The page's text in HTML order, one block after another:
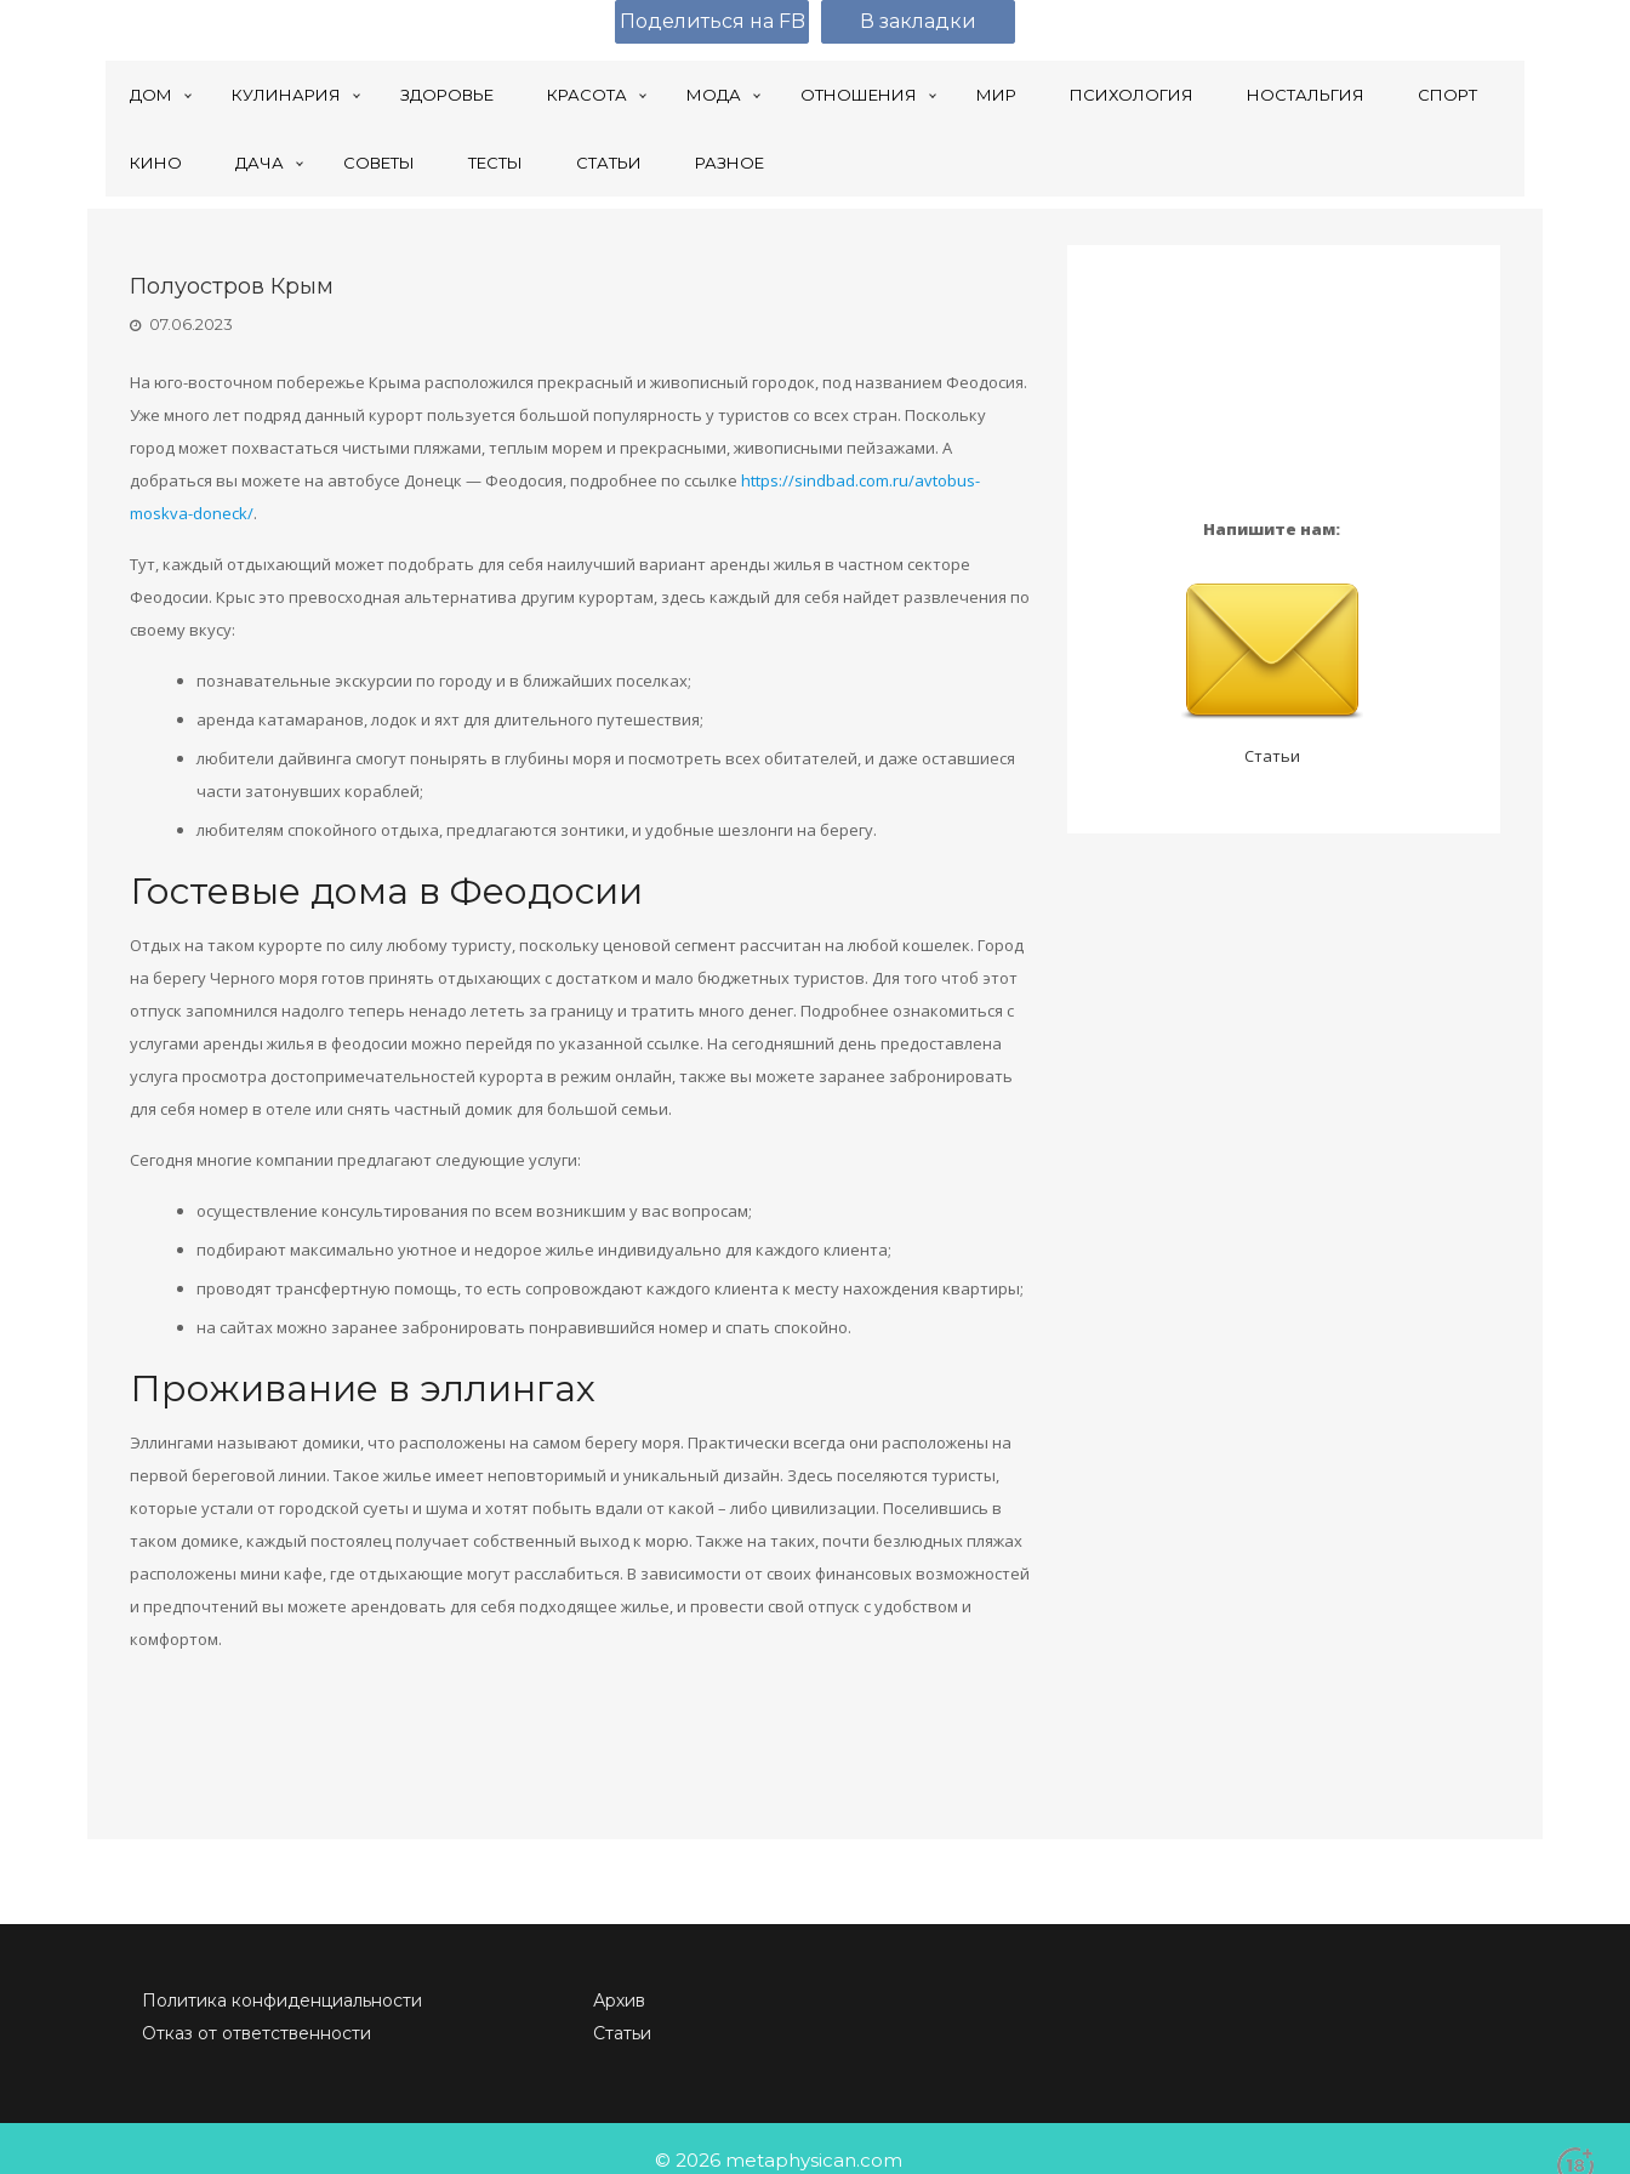
ДОМ КУЛИНАРИЯ ЗДОРОВЬЕ КРАСОТА МОДА ОТНОШЕНИЯ МИР ПСИХОЛОГИЯ НОСТАЛЬГИЯ СПОРТ
КИНО ДАЧА СОВЕТЫ ТЕСТЫ СТАТЬИ РАЗНОЕ
Полуостров Крым
07.06.2023
На юго-восточном побережье Крыма расположился прекрасный и живописный городок, под названием Феодосия.
Уже много лет подряд данный курорт пользуется большой популярность у туристов со всех стран. Поскольку
город может похвастаться чистыми пляжами, теплым морем и прекрасными, живописными пейзажами. А
добраться вы можете на автобусе Донецк — Феодосия, подробнее по ссылке https://sindbad.com.ru/avtobus-
moskva-doneck/.
Тут, каждый отдыхающий может подобрать для себя наилучший вариант аренды жилья в частном секторе
Феодосии. Крыс это превосходная альтернатива другим курортам, здесь каждый для себя найдет развлечения по
своему вкусу:
познавательные экскурсии по городу и в ближайших поселках;
аренда катамаранов, лодок и яхт для длительного путешествия;
любители дайвинга смогут понырять в глубины моря и посмотреть всех обитателей, и даже оставшиеся
части затонувших кораблей;
любителям спокойного отдыха, предлагаются зонтики, и удобные шезлонги на берегу.
Гостевые дома в Феодосии
Отдых на таком курорте по силу любому туристу, поскольку ценовой сегмент рассчитан на любой кошелек. Город
на берегу Черного моря готов принять отдыхающих с достатком и мало бюджетных туристов. Для того чтоб этот
отпуск запомнился надолго теперь ненадо лететь за границу и тратить много денег. Подробнее ознакомиться с
услугами аренды жилья в феодосии можно перейдя по указанной ссылке. На сегодняшний день предоставлена
услуга просмотра достопримечательностей курорта в режим онлайн, также вы можете заранее забронировать
для себя номер в отеле или снять частный домик для большой семьи.
Сегодня многие компании предлагают следующие услуги:
осуществление консультирования по всем возникшим у вас вопросам;
подбирают максимально уютное и недорое жилье индивидуально для каждого клиента;
проводят трансфертную помощь, то есть сопровождают каждого клиента к месту нахождения квартиры;
на сайтах можно заранее забронировать понравившийся номер и спать спокойно.
Проживание в эллингах
Эллингами называют домики, что расположены на самом берегу моря. Практически всегда они расположены на
первой береговой линии. Такое жилье имеет неповторимый и уникальный дизайн. Здесь поселяются туристы,
которые устали от городской суеты и шума и хотят побыть вдали от какой – либо цивилизации. Поселившись в
таком домике, каждый постоялец получает собственный выход к морю. Также на таких, почти безлюдных пляжах
расположены мини кафе, где отдыхающие могут расслабиться. В зависимости от своих финансовых возможностей
и предпочтений вы можете арендовать для себя подходящее жилье, и провести свой отпуск с удобством и
комфортом.
Напишите нам:
Статьи
Политика конфиденциальности
Отказ от ответственности
Архив
Статьи
© 2026 metaphysican.com
Поделиться на FB В закладки